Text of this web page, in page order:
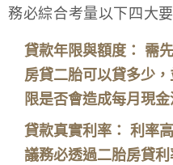
務必綜合考量以下四大要
貸款年限與額度： 需
房貸二胎可以貸多少
限是否會造成每月現金
貸款真實利率： 利率
議務必透過二胎房貸